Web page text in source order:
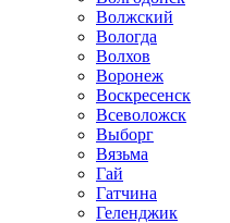
Волжский
Вологда
Волхов
Воронеж
Воскресенск
Всеволожск
Выборг
Вязьма
Гай
Гатчина
Геленджик